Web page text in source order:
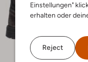
Einstellungen"
erhalten oder
Reject